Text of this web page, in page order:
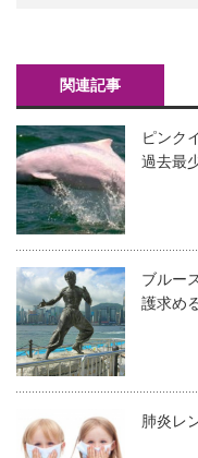
関連記事
ピンク
過去最
ブルー
護求め
肺炎レ